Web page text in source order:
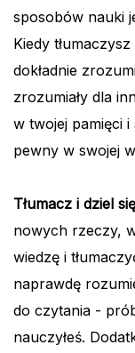
sposobów nauki
Kiedy
dokładnie
zrozumiały dla
w twojej pamięci
pewny w swojej
Tłumacz i dziel
nowych rzeczy,
wiedzę i
naprawdę
do czytania -
nauczyłeś.